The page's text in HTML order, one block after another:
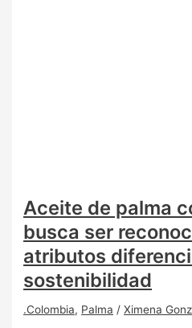
Aceite de palma
busca ser
atributos
sostenibilidad
.Colombia, Palma /Ximena